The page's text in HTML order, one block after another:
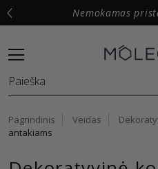
Nemokamas pristatymas
Pagrindinis Veidas
antakiams